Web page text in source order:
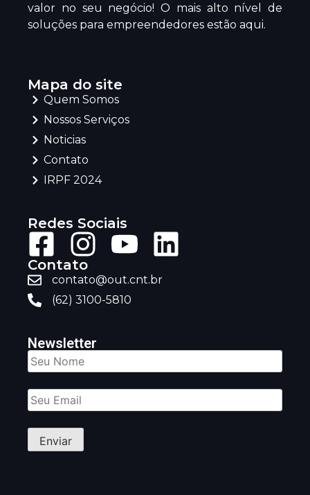
valor no seu negócio! O mais alto nível de
soluções para empreendedores estão aqui.
Mapa do site
Quem Somos
Nossos Serviços
Noticias
Contato
IRPF 2024
Redes Sociais
Contato
contato@out.cnt.br
(62) 3100-5810
Newsletter